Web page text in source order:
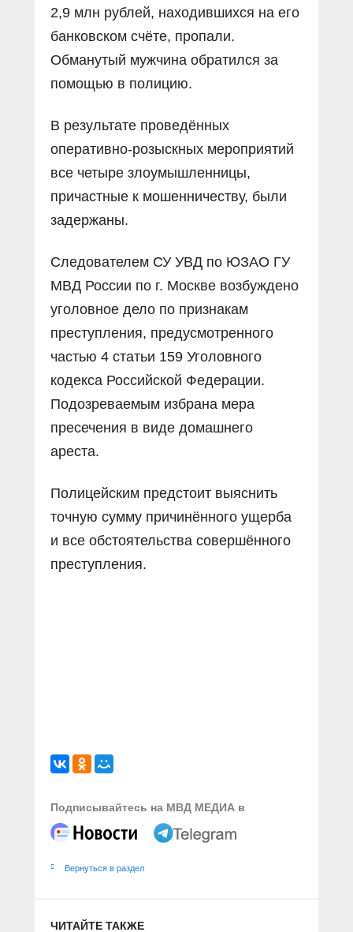
2,9 млн рублей, находившихся на его
банковском счёте, пропали.
Обманутый мужчина обратился за
помощью в полицию.
В результате проведённых
оперативно-розыскных мероприятий
все четыре злоумышленницы,
причастные к мошенничеству, были
задержаны.
Следователем СУ УВД по ЮЗАО ГУ
МВД России по г. Москве возбуждено
уголовное дело по признакам
преступления, предусмотренного
частью 4 статьи 159 Уголовного
кодекса Российской Федерации.
Подозреваемым избрана мера
пресечения в виде домашнего
ареста.
Полицейским предстоит выяснить
точную сумму причинённого ущерба
и все обстоятельства совершённого
преступления.
Подписывайтесь на МВД МЕДИА в
Вернуться в раздел
ЧИТАЙТЕ ТАКЖЕ